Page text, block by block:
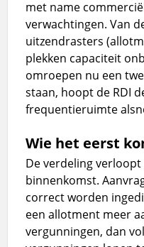
met name
verwachtingen. Van
uitzendrasters
plekken capaciteit
omroepen nu een
staan, hoopt de RDI
frequentieruimte
Wie het eerst
De verdeling
binnenkomst.
correct worden
een allotment meer
vergunningen, dan